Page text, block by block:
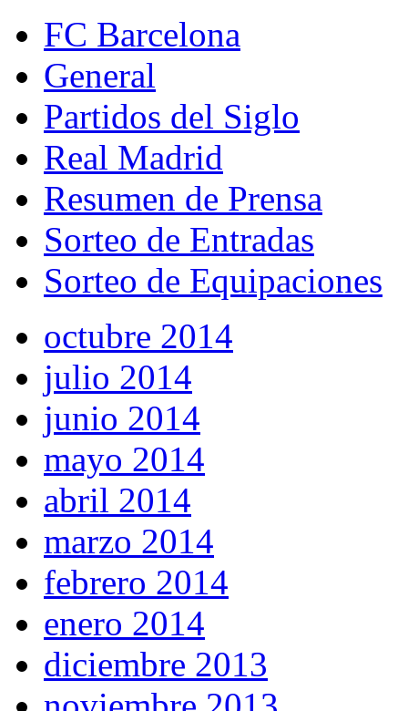
FC Barcelona
General
Partidos del Siglo
Real Madrid
Resumen de Prensa
Sorteo de Entradas
Sorteo de Equipaciones
octubre 2014
julio 2014
junio 2014
mayo 2014
abril 2014
marzo 2014
febrero 2014
enero 2014
diciembre 2013